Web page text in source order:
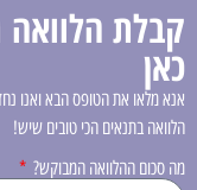
קבלת
כאן
אנא מלאו את הטופס הבא ואנו
הלוואה בתנאים הכי טובים שיש!
מה סכום ההלוואה המבוקש?